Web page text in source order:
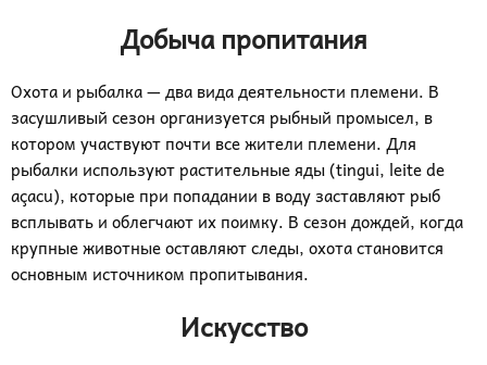
Добыча пропитания
Охота и рыбалка — два вида деятельности племени. В
засушливый сезон организуется рыбный промысел, в
котором участвуют почти все жители племени. Для
рыбалки используют растительные яды (tingui, leite de
açacu), которые при попадании в воду заставляют рыб
всплывать и облегчают их поимку. В сезон дождей, когда
крупные животные оставляют следы, охота становится
основным источником пропитывания.
Искусство